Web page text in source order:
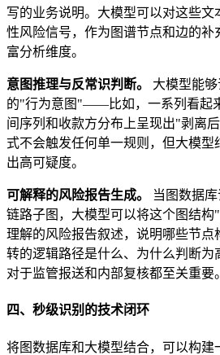
写的业务说明。大模型可以对这些文
性风险信号，作为图谱节点和边的补
富分析维度。
意图推理与反常识判断。
大模型能
的"行为意图"——比如，一系列看起
间序列和收款方分布上呈现出"剥离
式不会触发任何单一规则，但大模型
出高可疑度。
可解释的风险报告生成。
当图数据
链路子图，大模型可以将这个图结
理解的风险报告叙述，说明哪些节点
转的逻辑路径是什么、为什么判断
对于监管报送和内部复核都至关重要。
四、秒级识别的技术闭环
将图数据库和大模型结合，可以构建